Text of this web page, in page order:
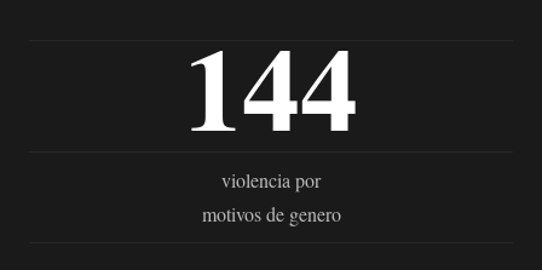
144
violencia por
motivos de genero